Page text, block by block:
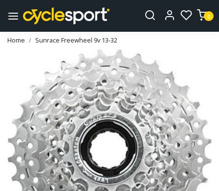
0
Home Sunrace Freewheel 9v 13-32